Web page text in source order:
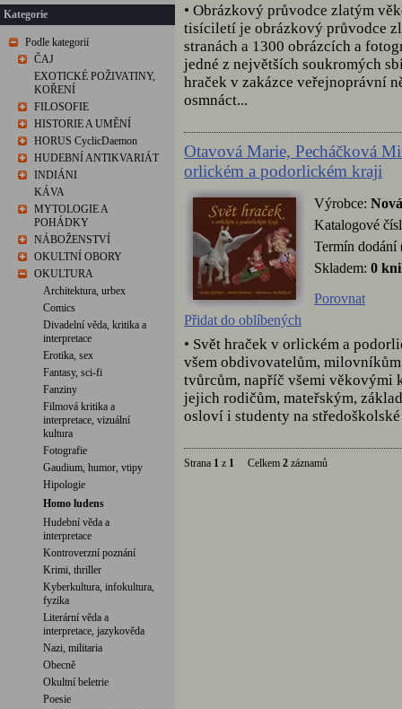
Kategorie
Podle kategorií
ČAJ
EXOTICKÉ POŽIVATINY,
KOŘENÍ
FILOSOFIE
HISTORIE A UMĚNÍ
HORUS CyclicDaemon
HUDEBNÍ ANTIKVARIÁT
INDIÁNI
KÁVA
MYTOLOGIE A
POHÁDKY
NÁBOŽENSTVÍ
OKULTNÍ OBORY
OKULTURA
Architektura, urbex
Comics
Divadelní věda, kritika a
interpretace
Erotika, sex
Fantasy, sci-fi
Fanziny
Filmová kritika a
interpretace, vizuální
kultura
Fotografie
Gaudium, humor, vtipy
Hipologie
Homo ludens
Hudební věda a
interpretace
Kontroverzní poznání
Krimi, thriller
Kyberkultura, infokultura,
fyzika
Literární věda a
interpretace, jazykověda
Nazi, militaria
Obecně
Okultní beletrie
Poesie
• Obrázkový průvodce zlatým
tisíciletí je obrázkový průvodce
stranách a 1300 obrázcích a
jedné z největších soukromých
hraček v zakázce veřejnoprávní
osmnáct...
Otavová Marie, Pecháčková
orlickém a podorlickém kraji
Výrobce:
Katalogové
Termín dodání
Skladem: 0
Porovnat
Přidat do oblíbených
• Svět hraček v orlickém a
všem obdivovatelům,
tvůrcům, napříč všemi věkovými
jejich rodičům, mateřským,
osloví i studenty na
Strana 1 z 1 Celkem 2 záznamů